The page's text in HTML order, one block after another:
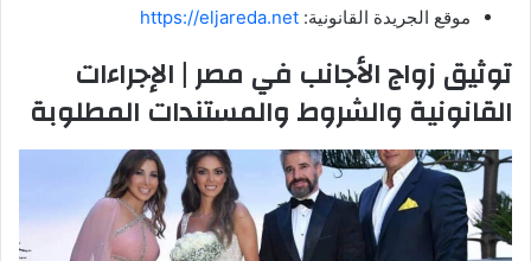
موقع الجريدة القانونية: https://eljareda.net
توثيق زواج الأجانب في مصر | الإجراءات
القانونية والشروط والمستندات المطلوبة